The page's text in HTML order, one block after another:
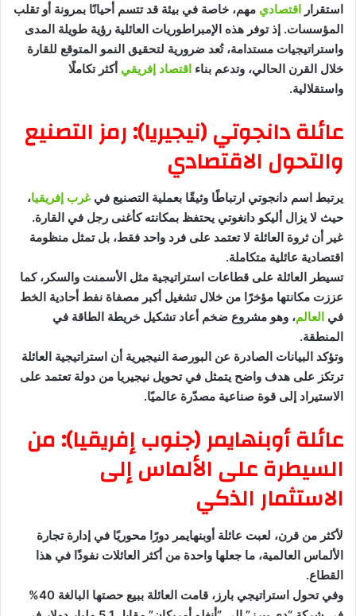
استقرار اقتصادي مهم، خاصة في بيئة قد تتسم أحيانًا بمرونة أو تقلب
المؤسسات. إذ توفر هذه الإمبراطوريات العائلية رؤية طويلة المدى
واستراتيجيات مستدامة، تُعد ضرورية لتحقيق النمو المتوقع للقارة
خلال القرن الحالي، وتدعم بناء اقتصاد إفريقي أكثر تكاملًا
واستقلالية.
عائلة دانجوتي (نيجيريا): رمز التصنيع
والتحول الاقتصادي
يرتبط اسم دانجوتي ارتباطًا وثيقًا بعملية التصنيع في غرب إفريقيا،
حيث لا يزال أليكو دانغوتي يحتفظ بمكانته كأغنى رجل في القارة.
غير أن ثروة العائلة لا تعتمد على فرد واحد فقط، بل تمثل منظومة
اقتصادية عائلية متكاملة.
تسيطر العائلة على قطاعات استراتيجية مثل الأسمنت والسكر، كما
عززت مكانتها مؤخرًا من خلال تشغيل أكبر مصفاة نفط أحادية الخط
في العالم، وهو مشروع ضخم أعاد تشكيل خريطة الطاقة في
المنطقة.
وتؤكد البيانات الصادرة عن البورصة النيجيرية أن استراتيجية العائلة
ترتكز على هدف واضح يتمثل في تحويل نيجيريا من دولة تعتمد على
الاستيراد إلى قوة صناعية مصدّرة عالميًا.
عائلة أوبنهايمر (جنوب إفريقيا): من
السيطرة على الألماس إلى
الاستثمار الذكي
لأكثر من قرن، لعبت عائلة أوبنهايمر دورًا محوريًا في إدارة تجارة
الألماس العالمية، ما جعلها واحدة من أكثر العائلات نفوذًا في هذا
القطاع.
وفي تحول استراتيجي بارز، قامت العائلة ببيع حصتها البالغة 40%